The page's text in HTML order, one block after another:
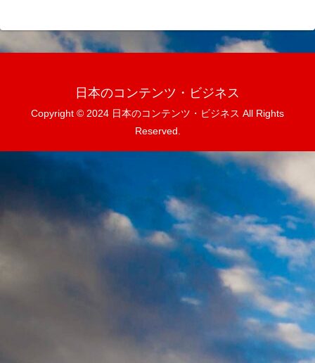
日本のコンテンツ・ビジネス
Copyright © 2024 日本のコンテンツ・ビジネス All Rights
Reserved.